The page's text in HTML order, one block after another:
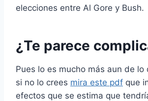
elecciones entre Al Gore y Bush.
¿Te parece
Pues lo es mucho más aun de lo
si no lo crees mira este pdf que
efectos que se estima que